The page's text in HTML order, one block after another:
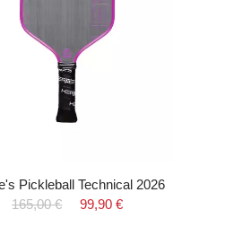
Pickleball Technical 2026
165,00 €
99,90 €